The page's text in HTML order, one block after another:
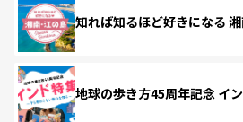
知れば知るほど好きになる
地球の歩き方45周年記念 イ